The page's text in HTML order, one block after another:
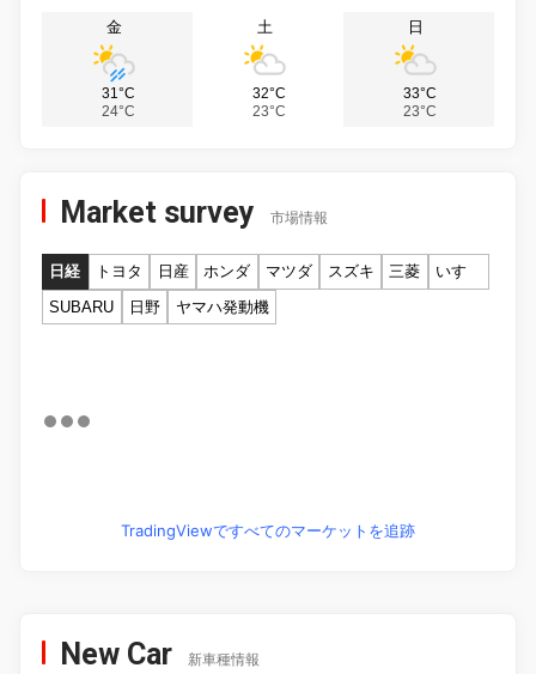
金
31°C
24°C
土
32°C
23°C
日
33°C
23°C
Market survey 市場情報
日経 トヨタ 日産 ホンダ マツダ スズキ 三菱
いすゞ
SUBARU
日野 ヤマハ発動機
TradingViewですべてのマーケットを追跡
New Car 新車種情報